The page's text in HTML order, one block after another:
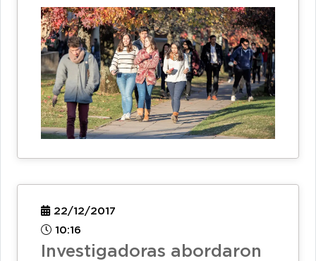
22/12/2017
10:16
Investigadoras abordaron